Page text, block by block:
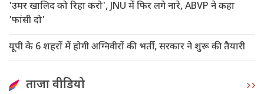
'उमर खालिद को रिहा करो', JNU में फिर लगे नारे, ABVP ने कहा
'फांसी दो'
यूपी के 6 शहरों में होगी अग्निवीरों की भर्ती, सरकार ने शुरू की तैयारी
ताजा वीडियो